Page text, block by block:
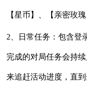
【星币】、【亲密玫瑰
2、日常任务：包含登
完成的对局任务会持
来追赶活动进度，直